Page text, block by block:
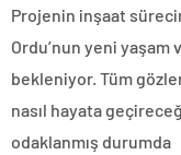
Projenin inşaat
Ordu’nun yeni
bekleniyor. Tüm
nasıl hayata
odaklanmış durumda